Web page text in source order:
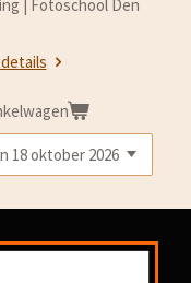
| Fotoschool Den